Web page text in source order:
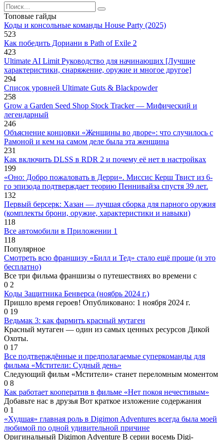
Search
for:
Топовые гайды
Коды и консольные команды House Party (2025)
523
Как победить Дориани в Path of Exile 2
423
Ultimate AI Limit Руководство для начинающих [Лучшие
характеристики, снаряжение, оружие и многое другое]
294
Список уровней Ultimate Guts & Blackpowder
258
Grow a Garden Seed Shop Stock Tracker — Мифический и
легендарный
246
Объяснение концовки «Женщины во дворе»: что случилось с
Рамоной и кем на самом деле была эта женщина
231
Как включить DLSS в RDR 2 и почему её нет в настройках
199
«Оно: Добро пожаловать в Дерри». Миссис Керш Твист из 6-
го эпизода подтверждает теорию Пеннивайза спустя 39 лет.
132
Первый берсерк: Хазан — лучшая сборка для парного оружия
(комплекты брони, оружие, характеристики и навыки)
118
Все автомобили в Приложении 1
118
Популярное
Смотреть всю франшизу «Билл и Тед» стало ещё проще (и это
бесплатно)
Все три фильма франшизы о путешествиях во времени с
0 2
Коды Защитника Бенверса (ноябрь 2024 г.)
Пришло время героев! Опубликовано: 1 ноября 2024 г.
0 19
Ведьмак 3: как фармить красный мутаген
Красный мутаген — один из самых ценных ресурсов Дикой
Охоты.
0 17
Все подтверждённые и предполагаемые суперкоманды для
фильма «Мстители: Судный день»
Следующий фильм «Мстители» станет переломным моментом
0 8
Как работает кооператив в фильме «Нет покоя нечестивым»
Добавьте нас в друзья Вот краткое изложение содержания
0 1
«Худшая» главная роль в Digimon Adventures всегда была моей
любимой по одной удивительной причине
Оригинальный Digimon Adventure В серии восемь Digi-